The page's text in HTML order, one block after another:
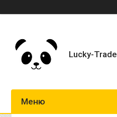
Lucky-Trade